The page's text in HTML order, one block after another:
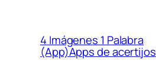
4 Imágenes 1 Palabra
(App)Apps de acertijos